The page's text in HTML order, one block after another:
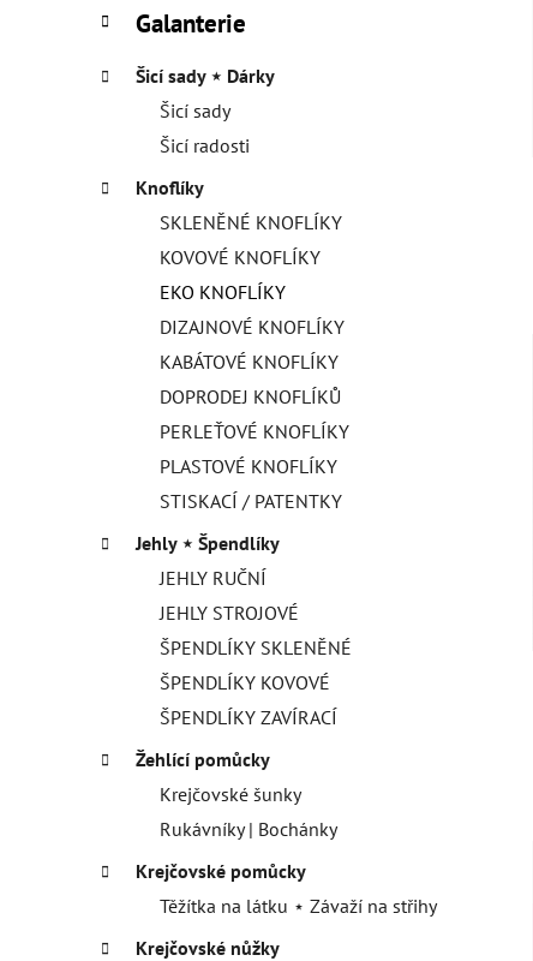
Galanterie
Šicí sady ⋆ Dárky
Šicí sady
Šicí radosti
Knoflíky
SKLENĚNÉ KNOFLÍKY
KOVOVÉ KNOFLÍKY
EKO KNOFLÍKY
DIZAJNOVÉ KNOFLÍKY
KABÁTOVÉ KNOFLÍKY
DOPRODEJ KNOFLÍKŮ
PERLEŤOVÉ KNOFLÍKY
PLASTOVÉ KNOFLÍKY
STISKACÍ / PATENTKY
Jehly ⋆ Špendlíky
JEHLY RUČNÍ
JEHLY STROJOVÉ
ŠPENDLÍKY SKLENĚNÉ
ŠPENDLÍKY KOVOVÉ
ŠPENDLÍKY ZAVÍRACÍ
Žehlící pomůcky
Krejčovské šunky
Rukávníky | Bochánky
Krejčovské pomůcky
Těžítka na látku ⋆ Závaží na střihy
Krejčovské nůžky